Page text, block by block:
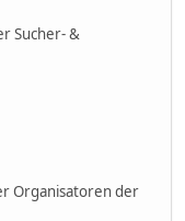
Sucher- &
Organisatoren der